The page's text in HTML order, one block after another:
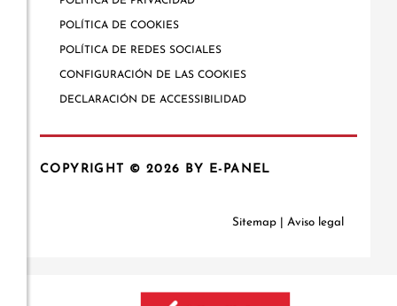
POLÍTICA DE COOKIES
POLÍTICA DE REDES SOCIALES
CONFIGURACIÓN DE LAS COOKIES
DECLARACIÓN DE ACCESSIBILIDAD
COPYRIGHT © 2026 BY E-PANEL
Sitemap Aviso legal